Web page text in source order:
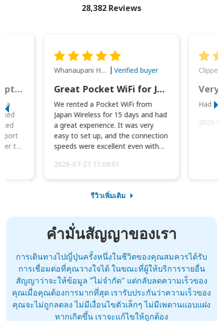
28,382 Reviews
This was wonderful option to a family of four. Everything worked smoothly.
a
to
Whanaupani Henry Joseph Macown Verified buyer
Great Pocket WiFi for Japan Travel
We rented a Pocket WiFi from
Japan Wireless for 15 days and had
a great experience. It was very
easy to set up, and the connection
speeds were excellent even with
2026-07-27 11:09:01
Very
Had
2026-
รีวิวเพิ่มเติม
คำมั่นสัญญาของเรา
การเดินทางไปญี่ปุ่นครั้งหนึ่งในชีวิตของคุณสมควรได้รับ
การเชื่อมต่อที่คุณวางใจได้ ในขณะที่ผู้ให้บริการรายอื่น
สัญญาว่าจะให้ข้อมูล "ไม่จำกัด" แต่กลับลดความเร็วของ
คุณเมื่อคุณต้องการมากที่สุด เรารับประกันว่าความเร็วของ
คุณจะไม่ถูกลดลง ไม่มีเงื่อนไขตัวเล็กๆ ไม่มีเพดานแอบแฝง
หากเกิดขึ้น เราจะแก้ไขให้ถูกต้อง